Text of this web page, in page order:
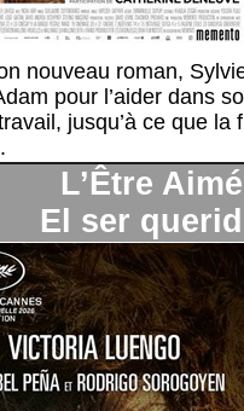
nouveau roman,
pour l’aider dans
jusqu’à ce que la
L’Être Aimé
El ser